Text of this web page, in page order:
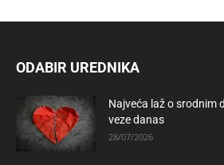
ODABIR UREDNIKA
Najveća laž o srodnim
veze danas
28/07/2026